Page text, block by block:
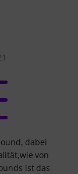
dabei
von
ist das